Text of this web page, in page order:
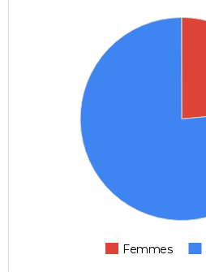
Femmes